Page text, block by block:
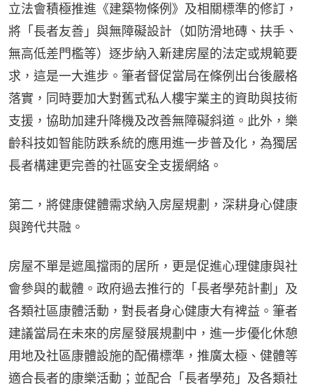
立法會積極推進《建築物條例》及相關標準的修訂，
將「長者友善」與無障礙設計（如防滑地磚、扶手、
無高低差門檻等）逐步納入新建房屋的法定或規範要
求，這是一大進步。筆者督促當局在條例出台後嚴格
落實，同時要加大對舊式私人樓宇業主的資助與技術
支援，協助加建升降機及改善無障礙斜道。此外，樂
齡科技如智能防跌系統的應用進一步普及化，為獨居
長者構建更完善的社區安全支援網絡。
第二，將健康健體需求納入房屋規劃，深耕身心健康
與跨代共融。
房屋不單是遮風擋雨的居所，更是促進心理健康與社
會參與的載體。政府過去推行的「長者學苑計劃」及
各類社區康體活動，對長者身心健康大有裨益。筆者
建議當局在未來的房屋發展規劃中，進一步優化休憩
用地及社區康體設施的配備標準，推廣太極、健體等
適合長者的康樂活動；並配合「長者學苑」及各類社